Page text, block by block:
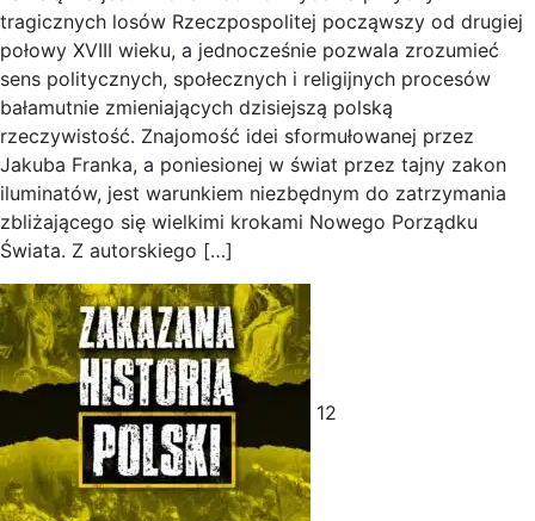
tragicznych losów Rzeczpospolitej począwszy od drugiej
połowy XVIII wieku, a jednocześnie pozwala zrozumieć
sens politycznych, społecznych i religijnych procesów
bałamutnie zmieniających dzisiejszą polską
rzeczywistość. Znajomość idei sformułowanej przez
Jakuba Franka, a poniesionej w świat przez tajny zakon
iluminatów, jest warunkiem niezbędnym do zatrzymania
zbliżającego się wielkimi krokami Nowego Porządku
Świata. Z autorskiego […]
12